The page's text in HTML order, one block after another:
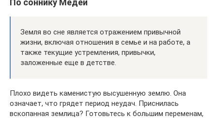
Земля во сне является отражением привычной
жизни, включая отношения в семье и на работе, а
также текущие устремления, привычки,
заложенные еще в детстве.
Плохо видеть каменистую высушенную землю. Она
означает, что грядет период неудач. Приснилась
вскопанная землица? Готовьтесь к большим переменам,